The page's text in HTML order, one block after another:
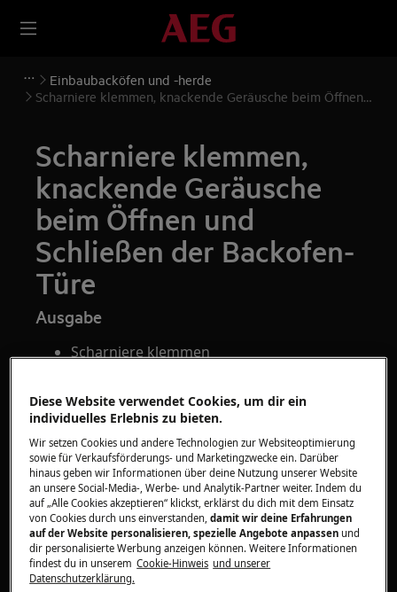
Einbaubacköfen und -herde
Scharniere klemmen, knackende Geräusche beim Öffnen
Scharniere klemmen,
knackende Geräusche
beim Öffnen und
Schließen der Backofen-
Türe
Ausgabe
Scharniere klemmen
Schließen der Türe
Nach Aus-und Wiedereinbau der Tür
knacken die Scharniere
Widerstand beim Betätigen der Backofen-
Türe
Gilt für
Backofen
Einbau-Herd
Diese Website verwendet Cookies, um dir ein
individuelles Erlebnis zu bieten.
Wir setzen Cookies und andere Technologien zur Websiteoptimierung
sowie für Verkaufsförderungs- und Marketingzwecke ein. Darüber
hinaus geben wir Informationen über deine Nutzung unserer Website
an unsere Social-Media-, Werbe- und Analytik-Partner weiter. Indem du
auf „Alle Cookies akzeptieren“ klickst, erklärst du dich mit dem Einsatz
von Cookies durch uns einverstanden,damit wir deine Erfahrungen
auf der Website personalisieren, spezielle Angebote anpassen und
dir personalisierte Werbung anzeigen können. Weitere Informationen
findest du in unserem Cookie-Hinweis und unserer
Datenschutzerklärung.